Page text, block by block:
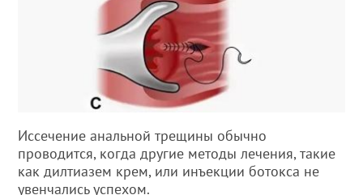
Иссечение анальной трещины обычно
проводится, когда другие методы лечения, такие
как дилтиазем крем, или инъекции ботокса не
увенчались успехом.